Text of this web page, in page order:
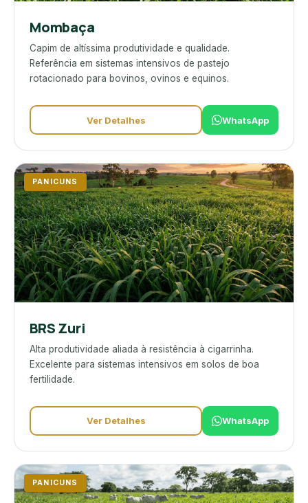
Mombaça
Capim de altíssima produtividade e qualidade.
Referência em sistemas intensivos de pastejo
rotacionado para bovinos, ovinos e equinos.
Ver Detalhes WhatsApp
PANICUNS
BRS Zuri
Alta produtividade aliada à resistência à cigarrinha.
Excelente para sistemas intensivos em solos de boa
fertilidade.
Ver Detalhes WhatsApp
PANICUNS